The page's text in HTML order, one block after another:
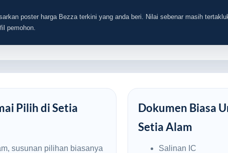
poster harga Bezza terkini yang anda beri. Nilai sebenar masih
pemohon.
Pilih di Setia
susunan pilihan biasanya
Dokumen Biasa
Setia Alam
Salinan IC